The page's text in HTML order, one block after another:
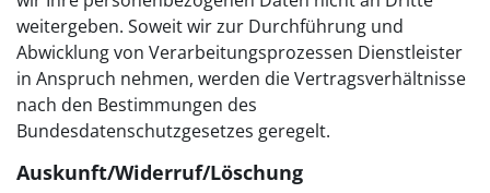
weitergeben. Soweit wir zur Durchführung und
Abwicklung von Verarbeitungsprozessen Dienstleister
in Anspruch nehmen, werden die Vertragsverhältnisse
nach den Bestimmungen des
Bundesdatenschutzgesetzes geregelt.
Auskunft/Widerruf/Löschung